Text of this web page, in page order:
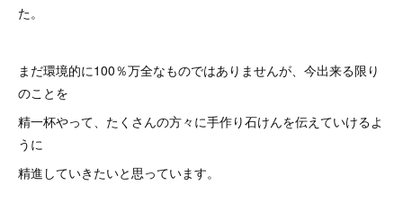
た。
まだ環境的に100％万全なものではありませんが、今出来る限り
のことを
精一杯やって、たくさんの方々に手作り石けんを伝えていけるよ
うに
精進していきたいと思っています。